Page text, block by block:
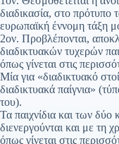
διαδικασία, στο πρότυπο
ευρωπαϊκή έννομη τάξη
2ον. Προβλέπονται,
διαδικτυακών τυχερών
όπως γίνεται στις
Μία για «διαδικτυακό
διαδικτυακά παίγνια»
του).
Τα παιχνίδια και των δύο
διενεργούνται και με τη
όπως γίνεται στις